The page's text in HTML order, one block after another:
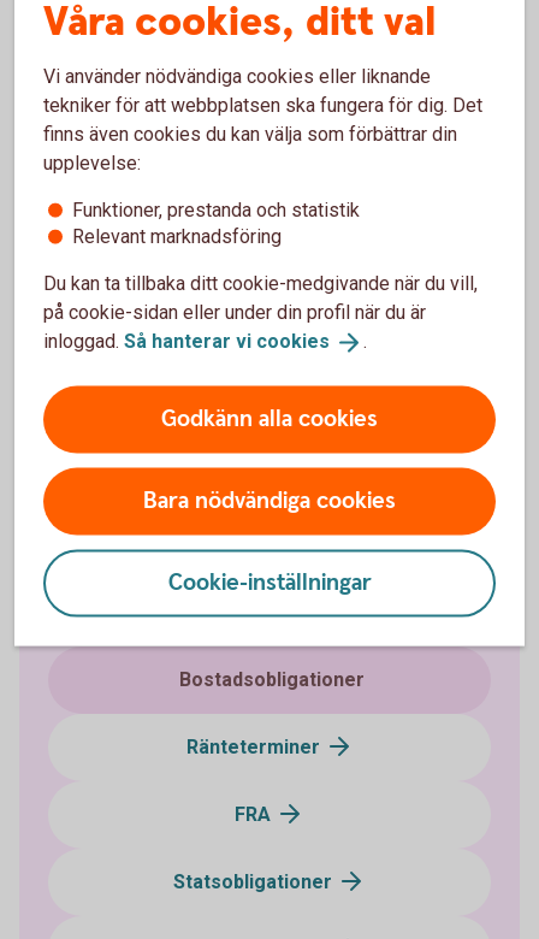
Vanliga frågor och svar om
Bostadsobligationer
Vad behöver jag för att kunna handla?
Ränteplaceringar
Företagsobligationer
Certifikat
Bostadsobligationer
Ränteterminer
FRA
Statsobligationer
Våra cookies, ditt val
Vi använder nödvändiga cookies eller liknande
tekniker för att webbplatsen ska fungera för dig. Det
finns även cookies du kan välja som förbättrar din
upplevelse:
Funktioner, prestanda och statistik
Relevant marknadsföring
Du kan ta tillbaka ditt cookie-medgivande när du vill,
på cookie-sidan eller under din profil när du är
inloggad. Så hanterar vi cookies .
Godkänn alla cookies
Bara nödvändiga cookies
Cookie-inställningar